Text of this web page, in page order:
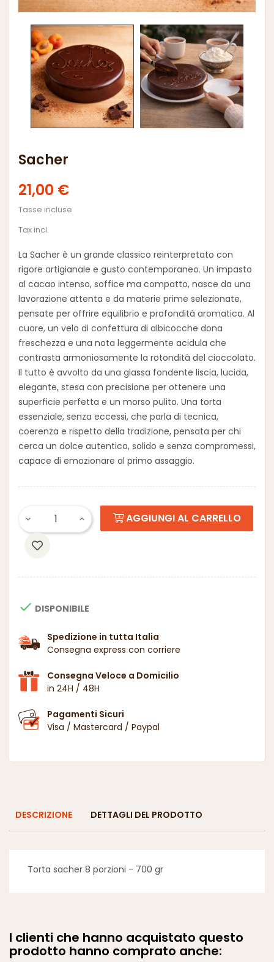
Sacher
21,00 €
Tasse incluse
Tax incl.
La Sacher è un grande classico reinterpretato con
rigore artigianale e gusto contemporaneo. Un impasto
al cacao intenso, soffice ma compatto, nasce da una
lavorazione attenta e da materie prime selezionate,
pensate per offrire equilibrio e profondità aromatica. Al
cuore, un velo di confettura di albicocche dona
freschezza e una nota leggermente acidula che
contrasta armoniosamente la rotondità del cioccolato.
Il tutto è avvolto da una glassa fondente liscia, lucida,
elegante, stesa con precisione per ottenere una
superficie perfetta e un morso pulito. Una torta
essenziale, senza eccessi, che parla di tecnica,
coerenza e rispetto della tradizione, pensata per chi
cerca un dolce autentico, solido e senza compromessi,
capace di emozionare al primo assaggio.
AGGIUNGI AL CARRELLO
 DISPONIBILE
Spedizione in tutta Italia
Consegna express con corriere
Consegna Veloce a Domicilio
in 24H / 48H
Pagamenti Sicuri
Visa / Mastercard / Paypal
DESCRIZIONE DETTAGLI DEL PRODOTTO
Torta sacher 8 porzioni - 700 gr
I clienti che hanno acquistato questo
prodotto hanno comprato anche: